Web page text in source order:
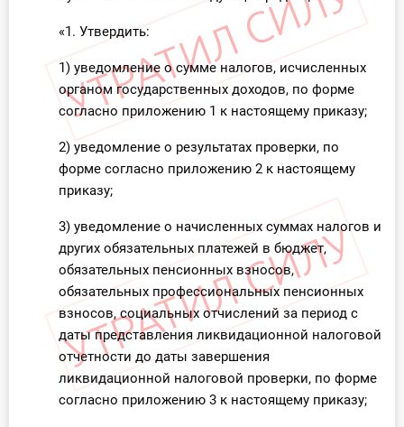
Тестирование для
бухгалтера
«1. Утвердить:
1) уведомление о сумме налогов, исчисленных
органом государственных доходов, по форме
согласно приложению 1 к настоящему приказу;
2) уведомление о результатах проверки, по
форме согласно приложению 2 к настоящему
приказу;
3) уведомление о начисленных суммах налогов и
других обязательных платежей в бюджет,
обязательных пенсионных взносов,
обязательных профессиональных пенсионных
взносов, социальных отчислений за период с
даты представления ликвидационной налоговой
отчетности до даты завершения
ликвидационной налоговой проверки, по форме
согласно приложению 3 к настоящему приказу;